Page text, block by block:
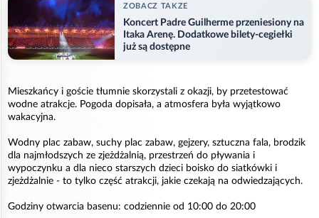
ZOBACZ TAKZE
Koncert Padre Guilherme przeniesiony na
Itaka Arenę. Dodatkowe bilety-cegiełki
już są dostępne
Mieszkańcy i goście tłumnie skorzystali z okazji, by przetestować
wodne atrakcje. Pogoda dopisała, a atmosfera była wyjątkowo
wakacyjna.
Wodny plac zabaw, suchy plac zabaw, gejzery, sztuczna fala, brodzik
dla najmłodszych ze zjeżdżalnią, przestrzeń do pływania i
wypoczynku a dla nieco starszych dzieci boisko do siatkówki i
zjeżdżalnie - to tylko część atrakcji, jakie czekają na odwiedzających.
Godziny otwarcia basenu: codziennie od 10:00 do 20:00